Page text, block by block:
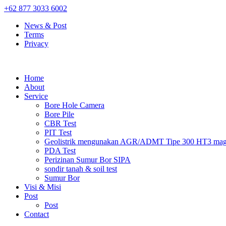
+62 877 3033 6002
News & Post
Terms
Privacy
Home
About
Service
Bore Hole Camera
Bore Pile
CBR Test
PIT Test
Geolistrik mengunakan AGR/ADMT Tipe 300 HT3
PDA Test
Perizinan Sumur Bor SIPA
sondir tanah & soil test
Sumur Bor
Visi & Misi
Post
Post
Contact